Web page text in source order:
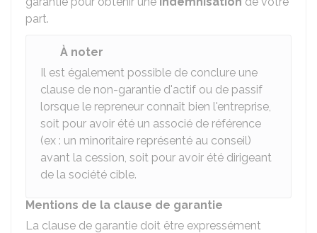
part.
À noter
Il est également possible de conclure une
clause de non-garantie d'actif ou de passif
lorsque le repreneur connaît bien l'entreprise,
soit pour avoir été un associé de référence
(ex : un minoritaire représenté au conseil)
avant la cession, soit pour avoir été dirigeant
de la société cible.
Mentions de la clause de garantie
La clause de garantie doit être expressément